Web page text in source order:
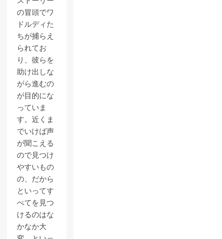
の冒頭でワ
ドルディた
ちが捕らえ
られてお
り、彼らを
助け出しな
がら進むの
が目的にな
っていま
す。近くま
でいけば声
が聞こえる
ので見つけ
やすいもの
の、だから
といってす
べてを見つ
けるのはな
かなか大